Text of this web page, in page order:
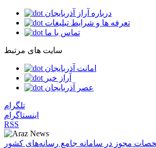
درباره آراز آذربایجان
تعرفه ها و شرایط تبلیغات
تماس با ما
سایت های مرتبط
امانت آذربایجان
آراز خبر
عصر آذربایجان
تلگرام
اینستاگرام
RSS
مجوز در سامانه جامع رسانه‌های کشور